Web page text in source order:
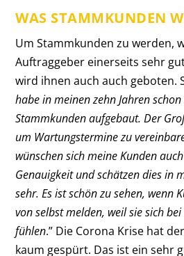
WAS STAMMKUNDEN
Um Stammkunden zu werden,
Auftraggeber einerseits sehr
wird ihnen auch auch geboten.
habe in meinen zehn Jahren
Stammkunden aufgebaut. Der
um Wartungstermine zu
wünschen sich meine Kunden
Genauigkeit und schätzen dies in
sehr. Es ist schön zu sehen, wenn
von selbst melden, weil sie sich
fühlen.” Die Corona Krise hat
kaum gespürt. Das ist ein sehr